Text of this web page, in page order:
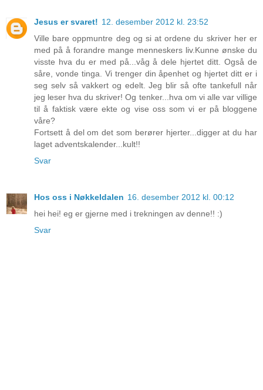
Jesus er svaret! 12. desember 2012 kl. 23:52
Ville bare oppmuntre deg og si at ordene du skriver her er
med på å forandre mange menneskers liv.Kunne ønske du
visste hva du er med på...våg å dele hjertet ditt. Også de
såre, vonde tinga. Vi trenger din åpenhet og hjertet ditt er i
seg selv så vakkert og edelt. Jeg blir så ofte tankefull når
jeg leser hva du skriver! Og tenker...hva om vi alle var villige
til å faktisk være ekte og vise oss som vi er på bloggene
våre?
Fortsett å del om det som berører hjerter...digger at du har
laget adventskalender...kult!!
Svar
Hos oss i Nøkkeldalen 16. desember 2012 kl. 00:12
hei hei! eg er gjerne med i trekningen av denne!! :)
Svar